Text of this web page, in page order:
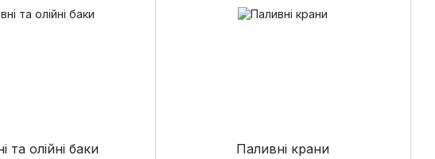
та олійні баки Паливні крани